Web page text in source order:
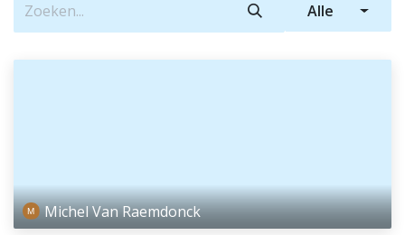
Alle
Michel Van Raemdonck